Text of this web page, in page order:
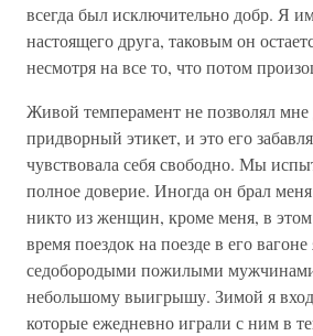
всегда был исключительно добр. Я
настоящего друга, таковым он
несмотря на все то, что потом
Живой темперамент не позволял
придворный этикет, и это его
чувствовала себя свободно. Мы
полное доверие. Иногда он брал
никто из женщин, кроме меня, в
время поездок на поезде в его
седобородыми пожилыми
небольшому выигрышу. Зимой я
которые ежедневно играли с ним в